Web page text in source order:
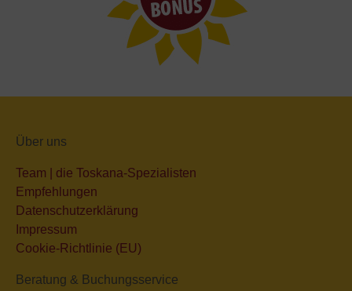
Über uns
Team | die Toskana-Spezialisten
Empfehlungen
Datenschutzerklärung
Impressum
Cookie-Richtlinie (EU)
Beratung & Buchungsservice